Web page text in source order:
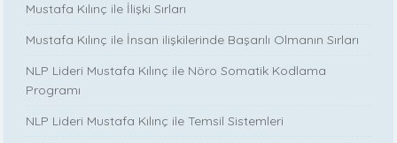
Mustafa Kılınç ile İlişki Sırları
Mustafa Kılınç ile İnsan ilişkilerinde Başarılı Olmanın Sırları
NLP Lideri Mustafa Kılınç ile Nöro Somatik Kodlama
Programı
NLP Lideri Mustafa Kılınç ile Temsil Sistemleri